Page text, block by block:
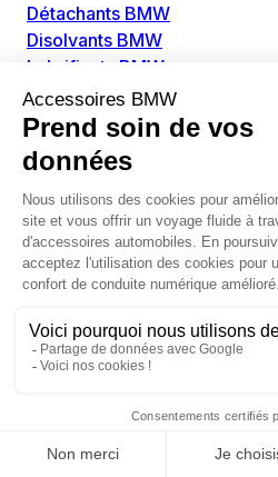
Détachants BMW
Disolvants BMW
Lubrifiants BMW
Nettoyant intérieur BMW
Nettoyant extérieur BMW
Pièces détachées BMW
Alimentation Carburant BMW
Boitier papillon BMW
Faisceau de câble pour
d'aspiration BMW
Injecteur BMW
Pompe diesel BMW
Allumage / Préchauffage
Boitier de préchauffage BMW